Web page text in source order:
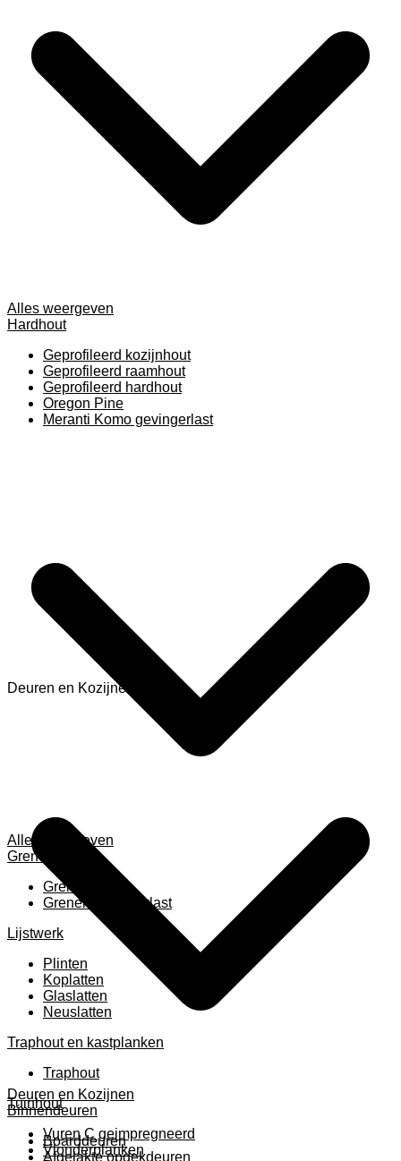
Alles weergeven
Hardhout
Geprofileerd kozijnhout
Geprofileerd raamhout
Geprofileerd hardhout
Oregon Pine
Meranti Komo gevingerlast
Alles weergeven
Grenen
Grenen B ruw
Grenen gevingerlast
Lijstwerk
Plinten
Koplatten
Glaslatten
Neuslatten
Traphout en kastplanken
Traphout
Tuinhout
Vuren C geimpregneerd
Vlonderplanken
Deuren en Kozijnen
Deuren en Kozijnen
Binnendeuren
Boarddeuren
Afgelakte opdekdeuren